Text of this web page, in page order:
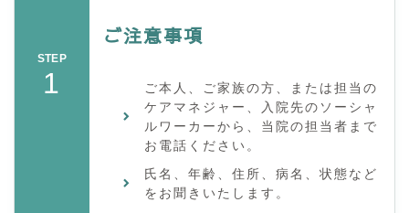
STEP
1
ご注意事項
ご本人、ご家族の方、または担当の
ケアマネジャー、入院先のソーシャ
ルワーカーから、当院の担当者まで
お電話ください。
氏名、年齢、住所、病名、状態など
をお聞きいたします。